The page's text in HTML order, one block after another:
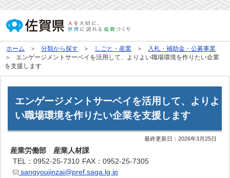
ホーム 分類から探す しごと・産業
入札・補助金・公募事業
エンゲージメントサーベイを活用して、よりよい職場環境を作りたい企業
を支援します
エンゲージメントサーベイを活用して、よりよ
い職場環境を作りたい企業を支援します
最終更新日：2026年3月25日
産業労働部 産業人材課
TEL：0952-25-7310 FAX：0952-25-7305
sangyoujinzai@pref.saga.lg.jp